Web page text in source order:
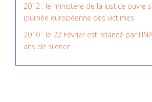
2012 : le ministère de la justice ouvre
journée européenne des victimes
2010 : le 22 Février est relancé par
ans de silence